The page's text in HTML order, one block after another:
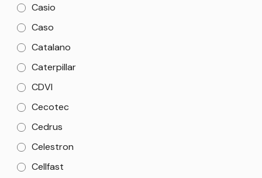
Casio
Caso
Catalano
Caterpillar
CDVI
Cecotec
Cedrus
Celestron
Cellfast